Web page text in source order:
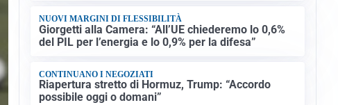
NUOVI MARGINI DI FLESSIBILITÀ
Giorgetti alla Camera: “All’UE chiederemo lo 0,6%
del PIL per l’energia e lo 0,9% per la difesa”
CONTINUANO I NEGOZIATI
Riapertura stretto di Hormuz, Trump: “Accordo
possibile oggi o domani”